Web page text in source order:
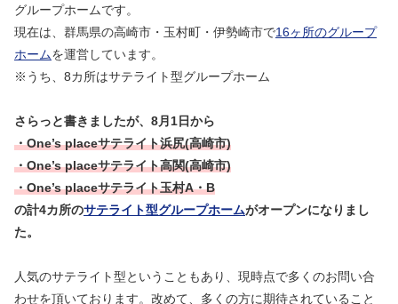
グループホームです。
現在は、群馬県の高崎市・玉村町・伊勢崎市で16ヶ所のグループ
ホームを運営しています。
※うち、8カ所はサテライト型グループホーム
さらっと書きましたが、8月1日から
・One’s placeサテライト浜尻(高崎市)
・One’s placeサテライト高関(高崎市)
・One’s placeサテライト玉村A・B
の計4カ所のサテライト型グループホームがオープンになりまし
た。
人気のサテライト型ということもあり、現時点で多くのお問い合
わせを頂いております。改めて、多くの方に期待されていること